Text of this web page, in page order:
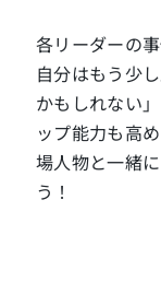
各リーダーの
自分はもう少
かもしれない
ップ能力も高
場人物と一緒
う！